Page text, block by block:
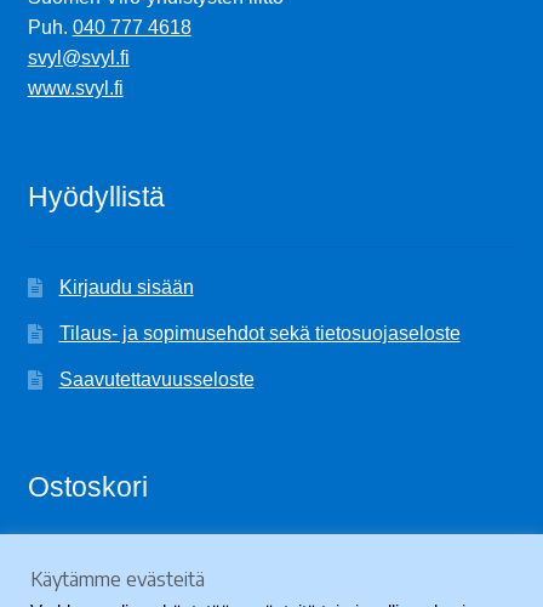
Puh. 040 777 4618
svyl@svyl.fi
www.svyl.fi
Hyödyllistä
Kirjaudu sisään
Tilaus- ja sopimusehdot sekä tietosuojaseloste
Saavutettavuusseloste
Ostoskori
Ostoskori on tyhjä.
Käytämme evästeitä